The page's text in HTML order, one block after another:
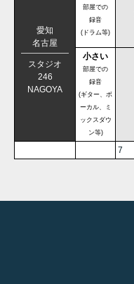
愛知
名古屋
スタジオ
246
NAGOYA
部屋での
録音
(ドラム等)
小さい
部屋での
録音
(ギター、ボ
ーカル、ミ
ックスダウ
ン等)
7